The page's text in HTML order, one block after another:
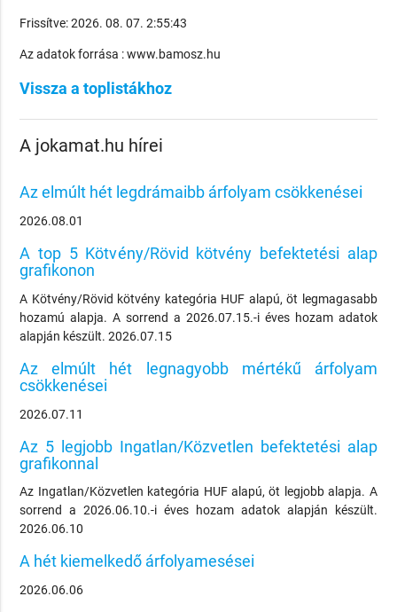
Frissítve: 2026. 08. 07. 2:55:43
Az adatok forrása : www.bamosz.hu
Vissza a toplistákhoz
A jokamat.hu hírei
Az elmúlt hét legdrámaibb árfolyam csökkenései
2026.08.01
A top 5 Kötvény/Rövid kötvény befektetési alap
grafikonon
A Kötvény/Rövid kötvény kategória HUF alapú, öt legmagasabb
hozamú alapja. A sorrend a 2026.07.15.-i éves hozam adatok
alapján készült. 2026.07.15
Az elmúlt hét legnagyobb mértékű árfolyam
csökkenései
2026.07.11
Az 5 legjobb Ingatlan/Közvetlen befektetési alap
grafikonnal
Az Ingatlan/Közvetlen kategória HUF alapú, öt legjobb alapja. A
sorrend a 2026.06.10.-i éves hozam adatok alapján készült.
2026.06.10
A hét kiemelkedő árfolyamesései
2026.06.06